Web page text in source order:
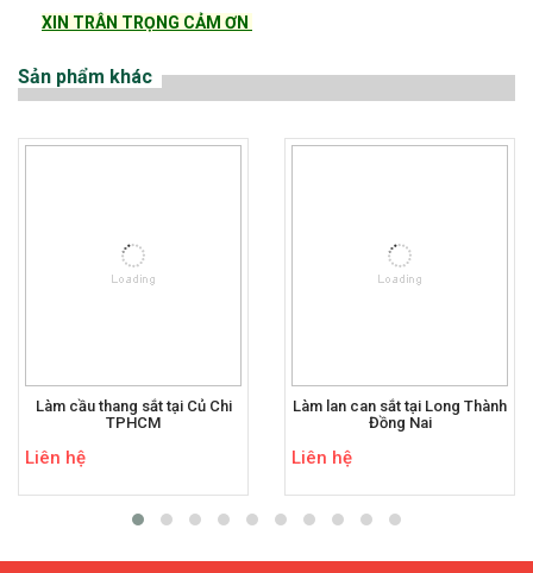
XIN TRÂN TRỌNG CẢM ƠN
Sản phẩm khác
Làm cầu thang sắt tại Củ Chi
TPHCM
Liên hệ
Làm lan can sắt tại Long Thành
Đồng Nai
Liên hệ